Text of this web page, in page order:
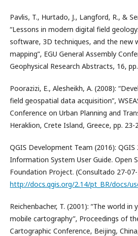
Pavlis, T., Hurtado, J., Langford, R., &
“Lessons in modern digital field
software, 3D techniques, and the new
mapping”, EGU General Assembly
Geophysical Research Abstracts, 16,
Poorazizi, E., Alesheikh, A. (2008):
field geospatial data acquisition”,
Conference on Urban Planning and
Heraklion, Crete Island, Greece, pp. 23-
QGIS Development Team (2016): QGIS
Information System User Guide. Open
Foundation Project. (Consultado 27-
http://docs.qgis.org/2.14/pt_BR/docs/
Reichenbacher, T. (2001): “The world
mobile cartography”, Proceedings of
Cartographic Conference, Beijing,